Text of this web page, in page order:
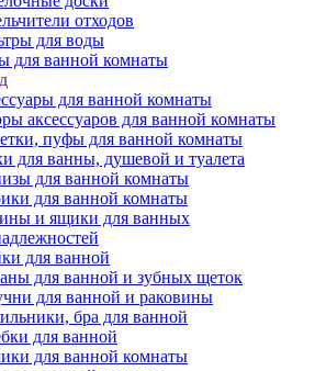
отходов
для воды
для ванной комнаты
для ванной комнаты
аксессуаров для ванной комнаты
пуфы для ванной комнаты
для ванны, душевой и туалета
для ванной комнаты
для ванной комнаты
и ящики для ванных
для ванной
для ванной и зубных щеток
для ванной и раковины
бра для ванной
для ванной
для ванной комнаты